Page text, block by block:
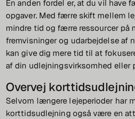
En anden fordel er, at du vil have
opgaver. Med færre skift mellem
mindre tid og færre ressourcer på
fremvisninger og udarbejdelse af
kan give dig mere tid til at
af din udlejningsvirksomhed eller
Overvej
Selvom længere lejeperioder har
korttidsudlejning også være en